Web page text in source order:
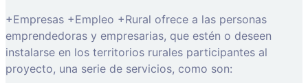
+Empresas +Empleo +Rural ofrece a las personas
emprendedoras y empresarias, que estén o deseen
instalarse en los territorios rurales participantes al
proyecto, una serie de servicios, como son: